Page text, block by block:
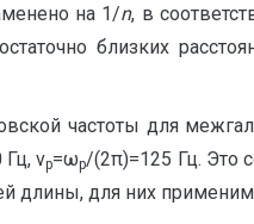
на 1/n, в
близких
частоты для
Гц, νp=ωp/(2π)=125 Гц. Это
длины, для них